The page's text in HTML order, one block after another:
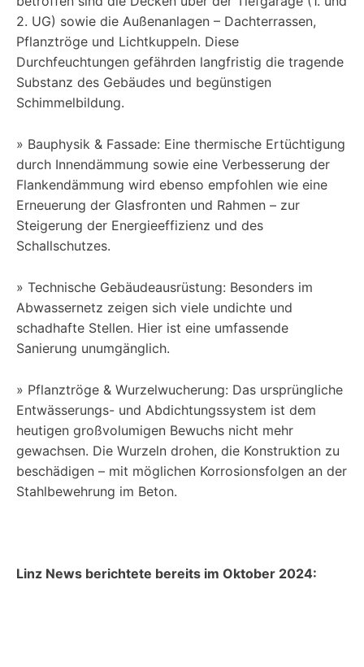
2. UG) sowie die Außenanlagen – Dachterrassen,
Pflanztröge und Lichtkuppeln. Diese
Durchfeuchtungen gefährden langfristig die tragende
Substanz des Gebäudes und begünstigen
Schimmelbildung.
» Bauphysik & Fassade: Eine thermische Ertüchtigung
durch Innendämmung sowie eine Verbesserung der
Flankendämmung wird ebenso empfohlen wie eine
Erneuerung der Glasfronten und Rahmen – zur
Steigerung der Energieeffizienz und des
Schallschutzes.
» Technische Gebäudeausrüstung: Besonders im
Abwassernetz zeigen sich viele undichte und
schadhafte Stellen. Hier ist eine umfassende
Sanierung unumgänglich.
» Pflanztröge & Wurzelwucherung: Das ursprüngliche
Entwässerungs- und Abdichtungssystem ist dem
heutigen großvolumigen Bewuchs nicht mehr
gewachsen. Die Wurzeln drohen, die Konstruktion zu
beschädigen – mit möglichen Korrosionsfolgen an der
Stahlbewehrung im Beton.
Linz News berichtete bereits im Oktober 2024: